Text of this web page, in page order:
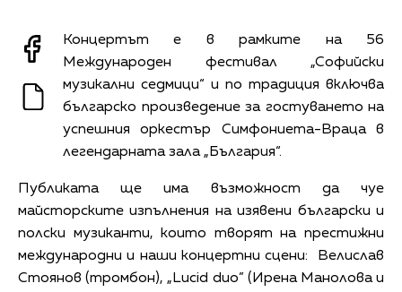
Концертът е в рамките на 56
Международен фестивал „Софийски
музикални седмици“ и по традиция включва
българско произведение за гостуването на
успешния оркестър Симфониета-Враца в
легендарната зала „България“.
Публиката ще има възможност да чуе
майсторските изпълнения на изявени български и
полски музиканти, които творят на престижни
международни и наши концертни сцени: Велислав
Стоянов (тромбон), „Lucid duo” (Ирена Манолова и